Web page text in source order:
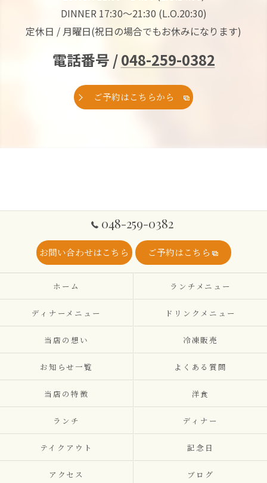
DINNER 17:30～21:30 (L.O.20:30)
定休日 / 月曜日(祝日の場合でもお休みになります)
電話番号 /048-259-0382
ご予約はこちらから
048-259-0382
お問い合わせはこちら ご予約はこちら
ホーム ランチメニュー
ディナーメニュー ドリンクメニュー
当店の想い 冷凍販売
お知らせ一覧 よくある質問
当店の特徴 洋食
ランチ ディナー
テイクアウト 記念日
アクセス ブログ